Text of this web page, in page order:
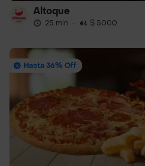
Altoque
25 min · $ 5000
Hasta 36% Off